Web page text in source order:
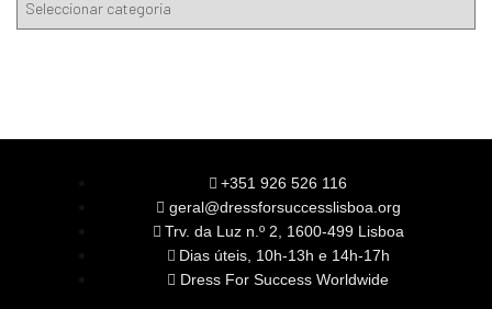
+351 926 526 116
geral@dressforsuccesslisboa.org
Trv. da Luz n.º 2, 1600-499 Lisboa
Dias úteis, 10h-13h e 14h-17h
Dress For Success Worldwide